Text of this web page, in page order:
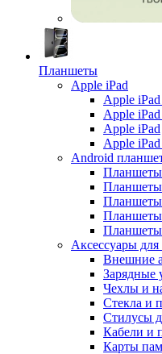
Планшеты
Apple iPad
Apple
Apple
Apple iPad
Apple
Android
Планшеты
Планшеты
Аксессуары
Внешние
Зарядные
Чехлы и
Стекла и
Стилусы
Кабели и
Карты